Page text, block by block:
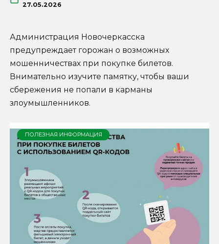
27.05.2026
Администрация Новочеркасска
предупреждает горожан о возможных
мошенничествах при покупке билетов.
Внимательно изучите памятку, чтобы ваши
сбережения не попали в карманы
злоумышленников.
ПОЛЕЗНАЯ ИНФОРМАЦИЯ